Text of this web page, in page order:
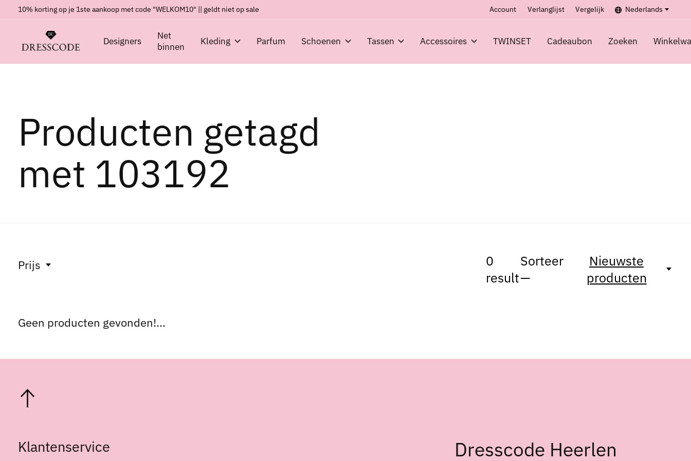
10% korting op je 1ste aankoop met code "WELKOM10" || geldt niet op sale Account Verlanglijst Vergelijk Nederlands
Designers
Net
binnen
Kleding Parfum Schoenen Tassen Accessoires TWINSET Cadeaubon Zoeken
Producten getagd
met 103192
Prijs
0
result
Sorteer
—
Nieuwste
producten
Geen producten gevonden!...
Klantenservice Dresscode Heerlen